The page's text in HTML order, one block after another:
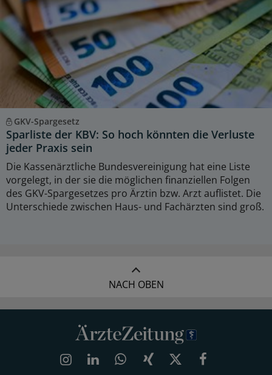
GKV-Spargesetz
Sparliste der KBV: So hoch könnten die Verluste
jeder Praxis sein
Die Kassenärztliche Bundesvereinigung hat eine Liste
vorgelegt, in der sie die möglichen finanziellen Folgen
des GKV-Spargesetzes pro Ärztin bzw. Arzt auflistet. Die
Unterschiede zwischen Haus- und Fachärzten sind groß.
NACH OBEN